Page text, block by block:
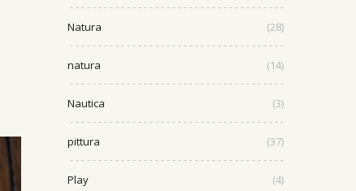
Natura (28)
natura (14)
Nautica (3)
pittura (37)
Play (4)